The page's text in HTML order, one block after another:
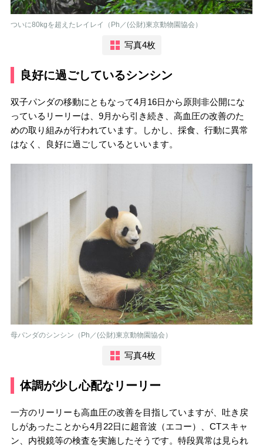
ついに80kgを超えたレイレイ（Ph／(公財)東京動物園協会）
写真4枚
良好に過ごしているシンシン
双子パンダの移動にともなって4月16日から原則非公開にな
っているリーリーは、9月から引き続き、高血圧の改善のた
めの取り組みが行われています。しかし、採食、行動に異常
はなく、良好に過ごしているといいます。
母パンダのシンシン（Ph／(公財)東京動物園協会）
写真4枚
体調が少し心配なリーリー
一方のリーリーも高血圧の改善を目指していますが、吐き戻
しがあったことから4月22日に超音波（エコー）、CTスキャ
ン、内視鏡等の検査を実施したそうです。特段異常は見られ